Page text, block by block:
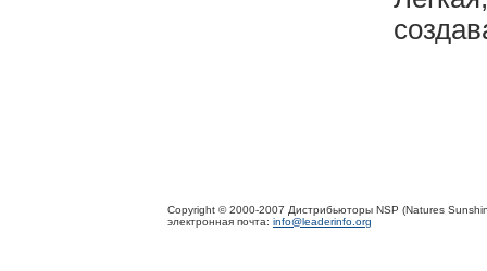
Copyright © 2000-2007 Дистрибьюторы NSP (Natures
электронная почта: info@leaderinfo.org